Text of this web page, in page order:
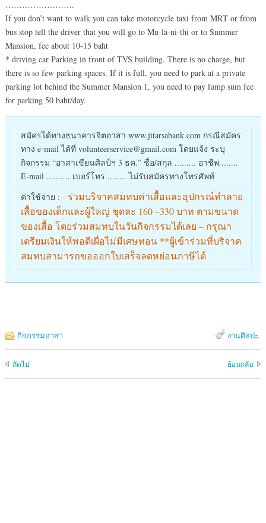
…………………….
If you don’t want to walk you can take motorcycle taxi from MRT or from
bus stop tell the driver that you will go to Mu-la-ni-thi or to Summer
Mansion, fee about 10-15 baht
* driving car Parking in front of TVS building. There is no charge, but
there is so few parking spaces. If it is full, you need to park at a private
parking lot behind the Summer Mansion 1, you need to pay lump sum fee
for parking 50 baht/day.
สมัครได้ทางธนาคารจิตอาสา www.jitarsabank.com กรณีสมัคร
ทาง e-mail ได้ที่ volunteerservice@gmail.com โดยแจ้ง ระบุ
กิจกรรม “อาสาเขียนศิลป์ฯ 3 ธค.” ชื่อ/สกุล ......... อาชีพ........
E-mail .......... เบอร์โทร......... ไม่รับสมัครทางโทรศัพท์
ค่าใช้จ่าย : - ร่วมบริจาคสมทบค่าเสื้อและอุปกรณ์ทำลาย
เสื้อของเด็กและผู้ใหญ่ ชุดละ 160 –330 บาท ตามขนาด
ของเสื้อ โดยร่วมสมทบในวันกิจกรรมได้เลย – กรุณา
เตรียมเงินให้พอดีเผื่อไม่มีเศษทอน **ผู้เข้าร่วมที่บริจาค
สมทบสามารถขอออกใบเสร็จลดหย่อนภาษีได้
กิจกรรมอาสา งานศิลปะ.
ถัดไป ย้อนกลับ